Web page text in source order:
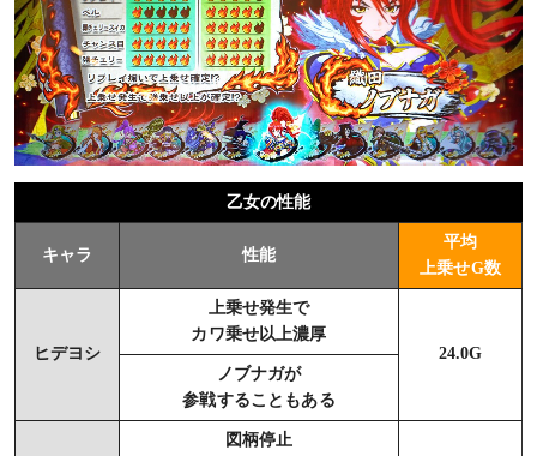
乙女の性能
キャラ 性能
平均
上乗せG数
ヒデヨシ
上乗せ発生で
カワ乗せ以上濃厚
24.0G
ノブナガが
参戦することもある
図柄停止